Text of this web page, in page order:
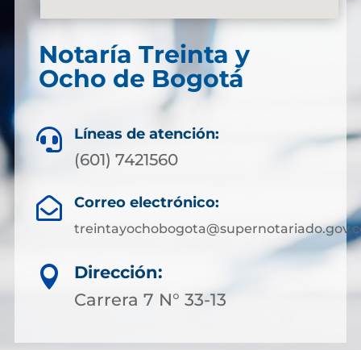
Notaría Treinta y
Ocho de Bogotá
 Líneas de atención:
(601) 7421560
 Correo electrónico:

Dirección:
Carrera 7 N° 33-13